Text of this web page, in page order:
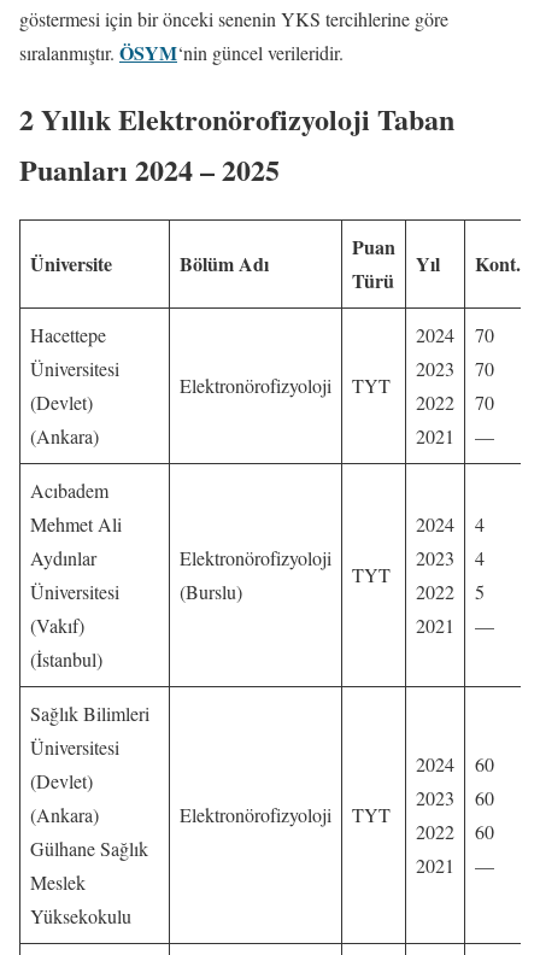
göstermesi için bir önceki senenin YKS tercihlerine göre
sıralanmıştır. ÖSYM‘nin güncel verileridir.
2 Yıllık Elektronörofizyoloji Taban
Puanları 2024 – 2025
Üniversite Bölüm Adı
Puan
Türü
Yıl Kont.
Hacettepe
Üniversitesi
(Devlet)
(Ankara)
Elektronörofizyoloji TYT
2024
2023
2022
2021
70
70
70
—
Acıbadem
Mehmet Ali
Aydınlar
Üniversitesi
(Vakıf)
(İstanbul)
Elektronörofizyoloji
(Burslu)
TYT
2024
2023
2022
2021
4
4
5
—
Sağlık Bilimleri
Üniversitesi
(Devlet)
(Ankara)
Gülhane Sağlık
Meslek
Yüksekokulu
Elektronörofizyoloji TYT
2024
2023
2022
2021
60
60
60
—